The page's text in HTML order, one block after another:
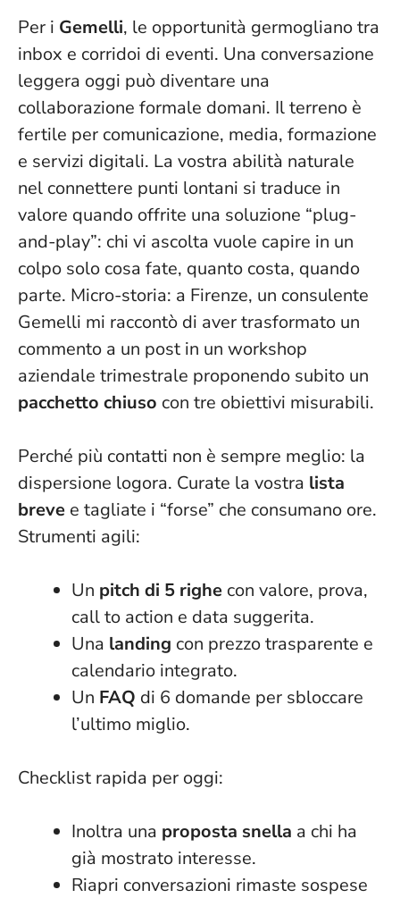
Per i Gemelli, le opportunità germogliano tra
inbox e corridoi di eventi. Una conversazione
leggera oggi può diventare una
collaborazione formale domani. Il terreno è
fertile per comunicazione, media, formazione
e servizi digitali. La vostra abilità naturale
nel connettere punti lontani si traduce in
valore quando offrite una soluzione “plug-
and-play”: chi vi ascolta vuole capire in un
colpo solo cosa fate, quanto costa, quando
parte. Micro-storia: a Firenze, un consulente
Gemelli mi raccontò di aver trasformato un
commento a un post in un workshop
aziendale trimestrale proponendo subito un
pacchetto chiuso con tre obiettivi misurabili.
Perché più contatti non è sempre meglio: la
dispersione logora. Curate la vostra lista
breve e tagliate i “forse” che consumano ore.
Strumenti agili:
Un pitch di 5 righe con valore, prova,
call to action e data suggerita.
Una landing con prezzo trasparente e
calendario integrato.
Un FAQ di 6 domande per sbloccare
l’ultimo miglio.
Checklist rapida per oggi:
Inoltra una proposta snella a chi ha
già mostrato interesse.
Riapri conversazioni rimaste sospese